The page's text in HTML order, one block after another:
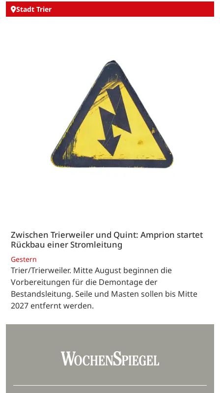
Stadt Trier
Zwischen Trierweiler und Quint: Amprion startet
Rückbau einer Stromleitung
Gestern
Trier/Trierweiler. Mitte August beginnen die
Vorbereitungen für die Demontage der
Bestandsleitung. Seile und Masten sollen bis Mitte
2027 entfernt werden.